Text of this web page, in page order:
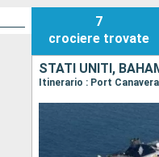
7
crociere trovate
STATI UNITI,